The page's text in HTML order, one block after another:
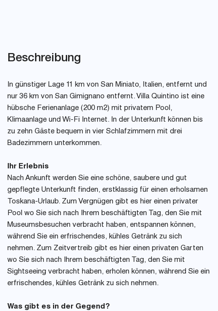
Beschreibung
In günstiger Lage 11 km von San Miniato, Italien, entfernt und
nur 36 km von San Gimignano entfernt. Villa Quintino ist eine
hübsche Ferienanlage (200 m2) mit privatem Pool,
Klimaanlage und Wi-Fi Internet. In der Unterkunft können bis
zu zehn Gäste bequem in vier Schlafzimmern mit drei
Badezimmern unterkommen.
Ihr Erlebnis
Nach Ankunft werden Sie eine schöne, saubere und gut
gepflegte Unterkunft finden, erstklassig für einen erholsamen
Toskana-Urlaub. Zum Vergnügen gibt es hier einen privater
Pool wo Sie sich nach Ihrem beschäftigten Tag, den Sie mit
Museumsbesuchen verbracht haben, entspannen können,
während Sie ein erfrischendes, kühles Getränk zu sich
nehmen. Zum Zeitvertreib gibt es hier einen privaten Garten
wo Sie sich nach Ihrem beschäftigten Tag, den Sie mit
Sightseeing verbracht haben, erholen können, während Sie ein
erfrischendes, kühles Getränk zu sich nehmen.
Was gibt es in der Gegend?